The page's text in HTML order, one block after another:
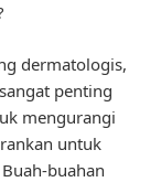
dermatologis,
penting
mengurangi
untuk
buahan